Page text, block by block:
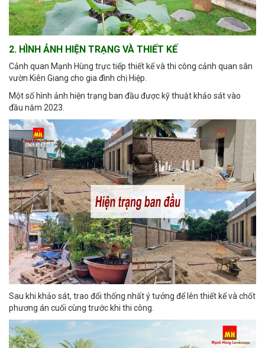
2. HÌNH ẢNH HIỆN TRẠNG VÀ THIẾT KẾ
Cảnh quan Mạnh Hùng trực tiếp thiết kế và thi công cảnh quan sân
vườn Kiên Giang cho gia đình chị Hiệp.
Một số hình ảnh hiện trạng ban đầu được kỹ thuật khảo sát vào
đầu năm 2023.
Sau khi khảo sát, trao đổi thống nhất ý tưởng để lên thiết kế và chốt
phương án cuối cùng trước khi thi công.